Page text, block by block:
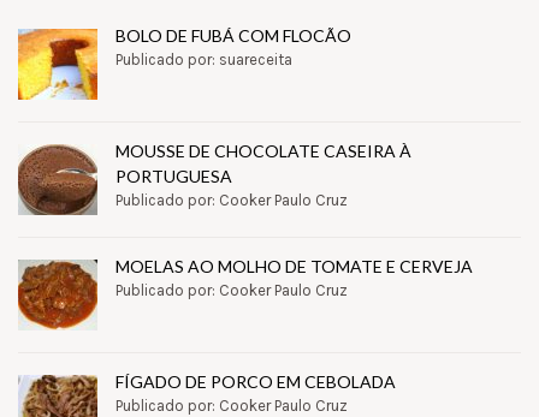
BOLO DE FUBÁ COM FLOCÃO
Publicado por: suareceita
MOUSSE DE CHOCOLATE CASEIRA À
PORTUGUESA
Publicado por: Cooker Paulo Cruz
MOELAS AO MOLHO DE TOMATE E CERVEJA
Publicado por: Cooker Paulo Cruz
FÍGADO DE PORCO EM CEBOLADA
Publicado por: Cooker Paulo Cruz